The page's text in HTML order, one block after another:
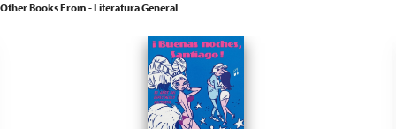
Other Books From - Literatura General